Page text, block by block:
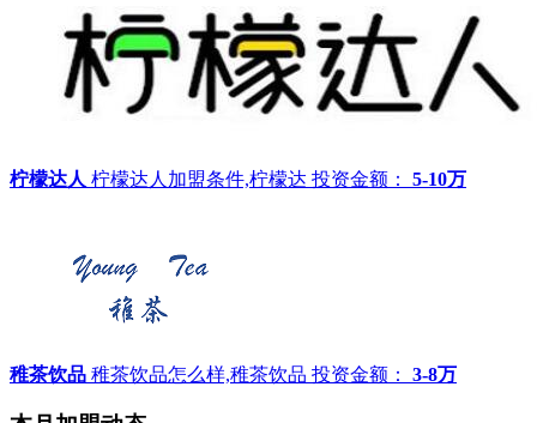
柠檬达人 柠檬达人加盟条件,柠檬达 投资金额： 5-10万
稚茶饮品 稚茶饮品怎么样,稚茶饮品 投资金额： 3-8万